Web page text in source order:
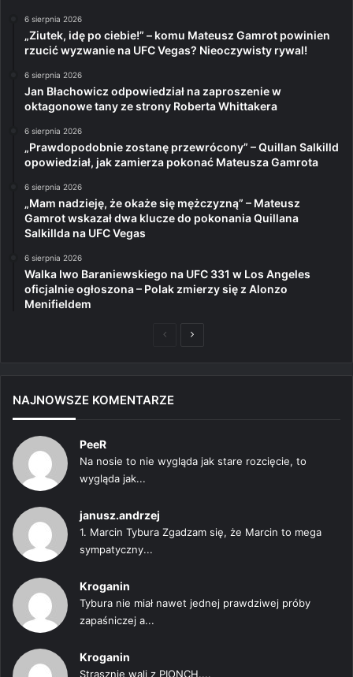
6 sierpnia 2026
„Ziutek, idę po ciebie!” – komu Mateusz Gamrot powinien
rzucić wyzwanie na UFC Vegas? Nieoczywisty rywal!
6 sierpnia 2026
Jan Błachowicz odpowiedział na zaproszenie w
oktagonowe tany ze strony Roberta Whittakera
6 sierpnia 2026
„Prawdopodobnie zostanę przewrócony” – Quillan Salkilld
opowiedział, jak zamierza pokonać Mateusza Gamrota
6 sierpnia 2026
„Mam nadzieję, że okaże się mężczyzną” – Mateusz
Gamrot wskazał dwa klucze do pokonania Quillana
Salkillda na UFC Vegas
6 sierpnia 2026
Walka Iwo Baraniewskiego na UFC 331 w Los Angeles
oficjalnie ogłoszona – Polak zmierzy się z Alonzo
Menifieldem
PoprzedniaNastępna
NAJNOWSZE KOMENTARZE
PeeR
Na nosie to nie wygląda jak stare rozcięcie, to
wygląda jak...
janusz.andrzej
1. Marcin Tybura Zgadzam się, że Marcin to mega
sympatyczny...
Kroganin
Tybura nie miał nawet jednej prawdziwej próby
zapaśniczej a...
Kroganin
Strasznie wali z PIONCH....